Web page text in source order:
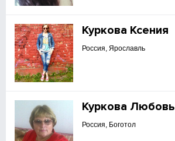
Куркова Ксения
Россия, Ярославль
Куркова Любовь
Россия, Боготол